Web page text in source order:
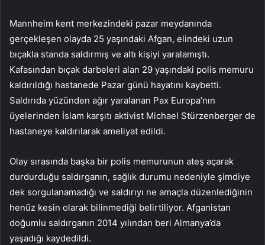
Mannheim kent merkezindeki pazar meydanında
gerçekleşen olayda 25 yaşındaki Afgan, elindeki uzun
bıçakla standa saldırmış ve altı kişiyi yaralamıştı.
Kafasından bıçak darbeleri alan 29 yaşındaki polis memuru
kaldırıldığı hastanede Pazar günü hayatını kaybetti.
Saldırıda yüzünden ağır yaralanan Pax Europa’nın
üyelerinden İslam karşıtı aktivist Michael Stürzenberger de
hastaneye kaldırılarak ameliyat edildi.
Olay sırasında başka bir polis memurunun ateş açarak
durdurduğu saldırganın, sağlık durumu nedeniyle şimdiye
dek sorgulanamadığı ve saldırıyı ne amaçla düzenlediğinin
henüz kesin olarak bilinmediği belirtiliyor. Afganistan
doğumlu saldırganın 2014 yılından beri Almanya’da
yaşadığı kaydedildi.